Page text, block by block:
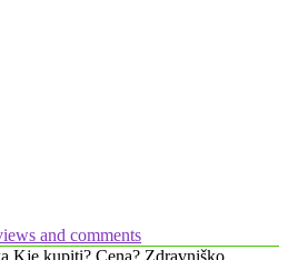
and comments